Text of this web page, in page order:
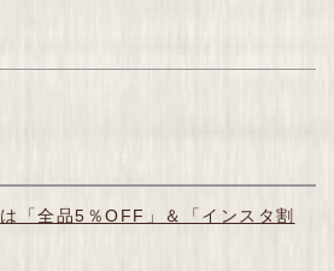
「全品5％OFF」＆「インスタ割